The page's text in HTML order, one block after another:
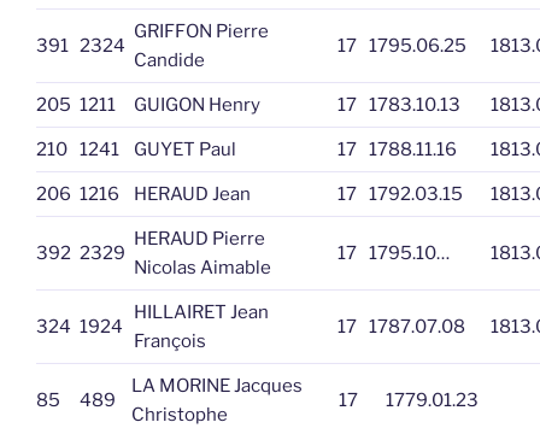
391 2324
GRIFFON Pierre
Candide
17 1795.06.25
205 1211 GUIGON Henry 17 1783.10.13
210 1241 GUYET Paul 17 1788.11.16
206 1216 HERAUD Jean 17 1792.03.15
392 2329
HERAUD Pierre
Nicolas Aimable
17 1795.10…
324 1924
HILLAIRET Jean
François
17 1787.07.08
85 489
LA MORINE Jacques
Christophe
17 1779.01.23